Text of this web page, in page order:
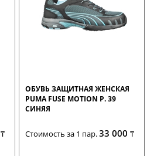
₸
ОБУВЬ ЗАЩИТНАЯ ЖЕНСКАЯ
PUMA FUSE MOTION Р. 39
СИНЯЯ
Стоимость за 1 пар.33 000₸